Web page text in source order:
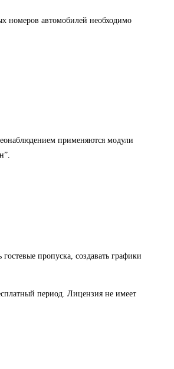
номеров автомобилей необходимо
применяются модули
пропуска, создавать графики
период. Лицензия не имеет